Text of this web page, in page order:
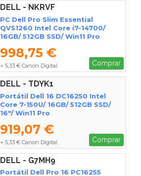
DELL - NKRVF
PC Dell Pro Slim Essential
QVS1260 Intel Core i7-14700/
16GB/ 512GB SSD/ Win11 Pro
998,75 €
+ 5,33 € Canon Digital. Comprar
DELL - TDYK1
Portátil Dell 16 DC16250 Intel
Core 7-150U/ 16GB/ 512GB SSD/
16"/ Win11 Pro
919,07 €
+ 5,33 € Canon Digital. Comprar
DELL - G7MH9
Portátil Dell Pro 16 PC16255